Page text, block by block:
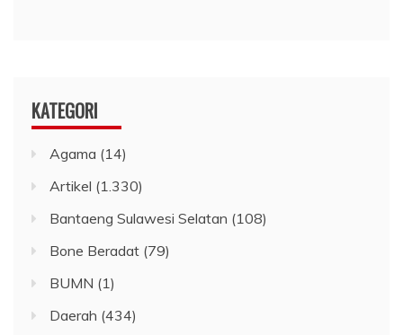
KATEGORI
Agama (14)
Artikel (1.330)
Bantaeng Sulawesi Selatan (108)
Bone Beradat (79)
BUMN (1)
Daerah (434)